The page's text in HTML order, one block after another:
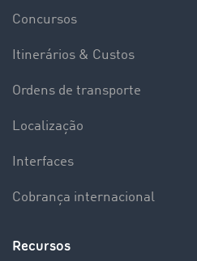
Concursos
Itinerários & Custos
Ordens de transporte
Localização
Interfaces
Cobrança internacional
Recursos